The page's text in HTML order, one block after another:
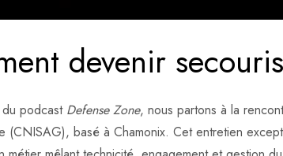
devenir
podcast Defense Zone, nous partons à la
(CNISAG), basé à Chamonix. Cet entretien